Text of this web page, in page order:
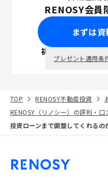
RENOSY会員
まずは
初回面談で
プレゼント適用条
TOP RENOSY不動産投資
RENOSY（リノシー）の評判・口
投資ローンまで調整してくれるの